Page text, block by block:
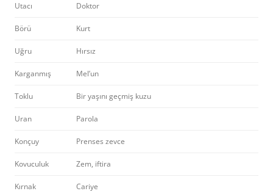
Utacı Doktor
Börü Kurt
Uğru Hırsız
Karganmış Mel’un
Toklu Bir yaşını geçmiş kuzu
Uran Parola
Konçuy Prenses zevce
Kovuculuk Zem, iftira
Kırnak Cariye